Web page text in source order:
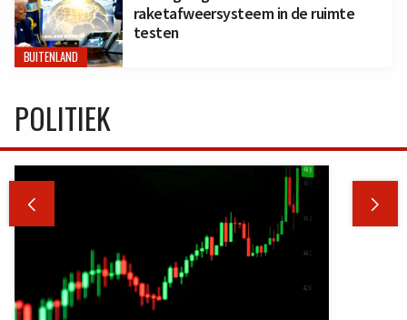
BUITENLAND
raketafweersysteem in de ruimte
testen
POLITIEK
 